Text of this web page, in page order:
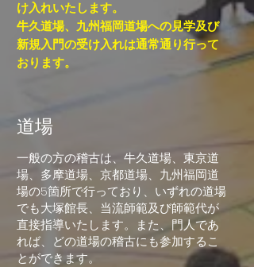
け入れいたします。
牛久道場、九州福岡道場への見学及び
新規入門の受け入れは通常通り行って
おります。
道場
一般の方の稽古は、牛久道場、東京道
場、多摩道場、京都道場、九州福岡道
場の5箇所で行っており、いずれの道場
でも大塚館長、当流師範及び師範代が
直接指導いたします。また、門人であ
れば、どの道場の稽古にも参加するこ
とができます。